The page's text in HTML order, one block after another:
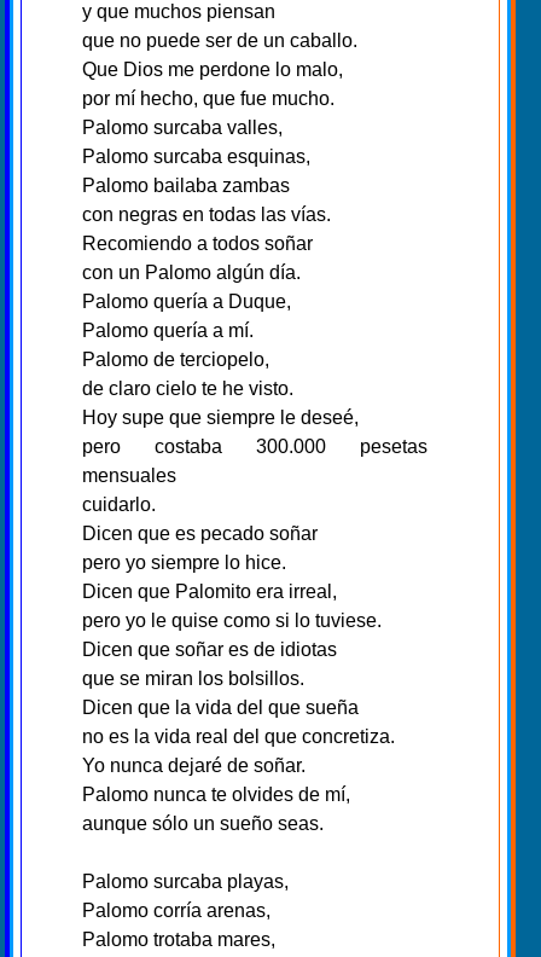
y que muchos piensan
que no puede ser de un caballo.
Que Dios me perdone lo malo,
por mí hecho, que fue mucho.
Palomo surcaba valles,
Palomo surcaba esquinas,
Palomo bailaba zambas
con negras en todas las vías.
Recomiendo a todos soñar
con un Palomo algún día.
Palomo quería a Duque,
Palomo quería a mí.
Palomo de terciopelo,
de claro cielo te he visto.
Hoy supe que siempre le deseé,
pero costaba 300.000 pesetas
mensuales
cuidarlo.
Dicen que es pecado soñar
pero yo siempre lo hice.
Dicen que Palomito era irreal,
pero yo le quise como si lo tuviese.
Dicen que soñar es de idiotas
que se miran los bolsillos.
Dicen que la vida del que sueña
no es la vida real del que concretiza.
Yo nunca dejaré de soñar.
Palomo nunca te olvides de mí,
aunque sólo un sueño seas.
Palomo surcaba playas,
Palomo corría arenas,
Palomo trotaba mares,